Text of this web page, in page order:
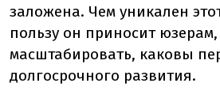
заложена. Чем уникален
пользу он приносит
масштабировать, каковы
долгосрочного развития.